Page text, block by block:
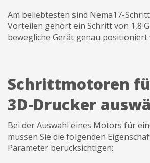
Am beliebtesten sind Nema17-
Vorteilen gehört ein Schritt von 1,8
bewegliche Gerät genau positioniert
Schrittmotoren
3D-Drucker
Bei der Auswahl eines Motors für
müssen Sie die folgenden
Parameter berücksichtigen: